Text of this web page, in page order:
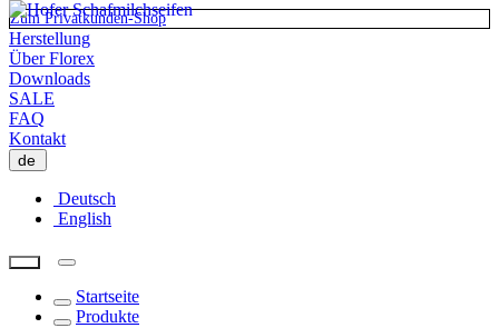
Zum Privatkunden-Shop
Herstellung
Über Florex
Downloads
SALE
FAQ
Kontakt
de
Deutsch
English
Startseite
Produkte